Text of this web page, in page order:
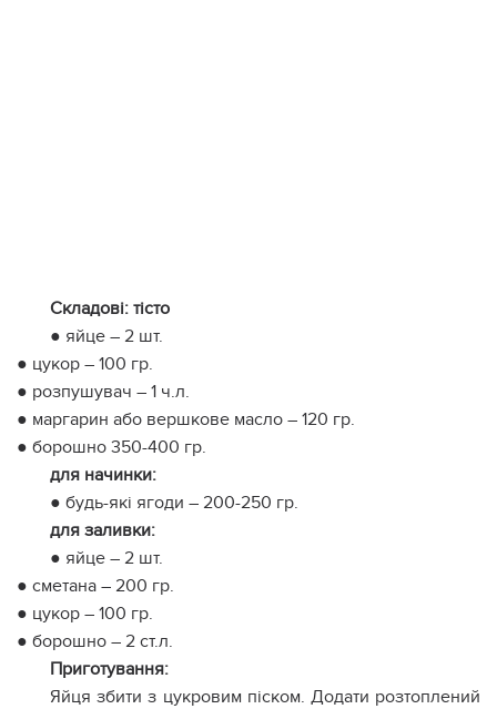
Складові: тісто
● яйце – 2 шт.
● цукор – 100 гр.
● розпушувач – 1 ч.л.
● маргарин або вершкове масло – 120 гр.
● борошно 350-400 гр.
для начинки:
● будь-які ягоди – 200-250 гр.
для заливки:
● яйце – 2 шт.
● сметана – 200 гр.
● цукор – 100 гр.
● борошно – 2 ст.л.
Приготування:
Яйця збити з цукровим піском. Додати розтоплений